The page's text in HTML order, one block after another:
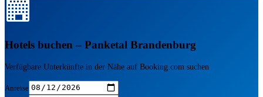
Hotels buchen – Panketal Brandenburg
Verfügbare Unterkünfte in der Nähe auf Booking.com suchen
Anreise